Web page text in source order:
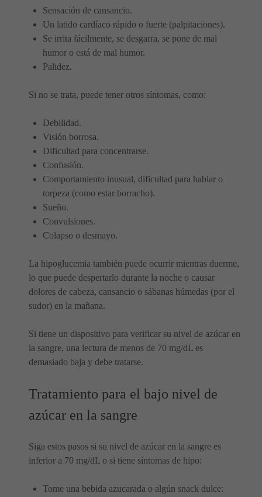
Sensación de cansancio.
Un latido cardíaco rápido o fuerte (palpitaciones).
Se irrita fácilmente, se desgarra, se pone de mal
humor o está de mal humor.
Palidez.
Si no se trata, puede tener otros síntomas, como:
Debilidad.
Visión borrosa.
Dificultad para concentrarse.
Confusión.
Comportamiento inusual, dificultad para hablar o
torpeza (como estar borracho).
Sueño.
Convulsiones.
Colapso o desmayo.
La hipoglucemia también puede ocurrir mientras duerme,
lo que puede despertarlo durante la noche o causar
dolores de cabeza, cansancio o sábanas húmedas (por el
sudor) en la mañana.
Si tiene un dispositivo para verificar su nivel de azúcar en
la sangre, una lectura de menos de 70 mg/dL es
demasiado baja y debe tratarse.
Tratamiento para el bajo nivel de
azúcar en la sangre
Siga estos pasos si su nivel de azúcar en la sangre es
inferior a 70 mg/dL o si tiene síntomas de hipo:
Tome una bebida azucarada o algún snack dulce: